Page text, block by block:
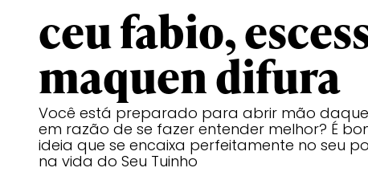
ceu fabio,
maquen difura
Você está preparado para abrir mão
em razão de se fazer entender melhor? É
ideia que se encaixa perfeitamente no seu
na vida do Seu Tuinho